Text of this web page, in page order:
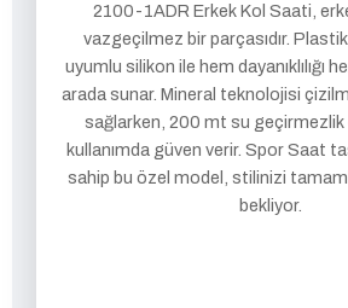
2100-1ADR Erkek Kol Saati,
vazgeçilmez bir parçasıdır. Plastik
uyumlu silikon ile hem dayanıklılığı
arada sunar. Mineral teknolojisi
sağlarken, 200 mt su geçirmezlik
kullanımda güven verir. Spor Saat
sahip bu özel model, stilinizi
bekliyor.